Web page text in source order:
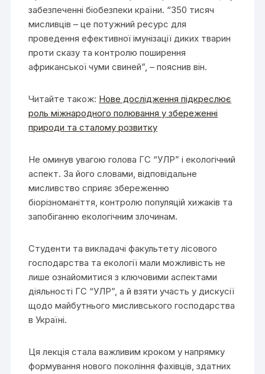
забезпеченні біобезпеки країни. “350 тисяч
мисливців – це потужний ресурс для
проведення ефективної імунізації диких тварин
проти сказу та контролю поширення
африканської чуми свиней”, – пояснив він.
Читайте також: Нове дослідження підкреслює
роль міжнародного полювання у збереженні
природи та сталому розвитку
Не оминув увагою голова ГС “УЛР” і екологічний
аспект. За його словами, відповідальне
мисливство сприяє збереженню
біорізноманіття, контролю популяцій хижаків та
запобіганню екологічним злочинам.
Студенти та викладачі факультету лісового
господарства та екології мали можливість не
лише ознайомитися з ключовими аспектами
діяльності ГС “УЛР”, а й взяти участь у дискусії
щодо майбутнього мисливського господарства
в Україні.
Ця лекція стала важливим кроком у напрямку
формування нового покоління фахівців, здатних